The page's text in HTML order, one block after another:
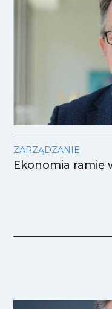
ZARZĄDZANIE
Ekonomia ramię